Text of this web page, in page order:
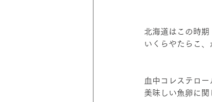
北海道はこの時期
いくらやたらこ
血中コレステロ
美味しい魚卵に